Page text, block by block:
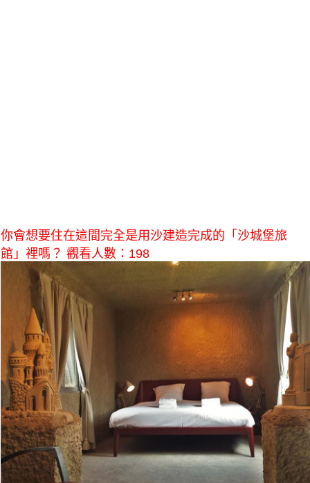
你會想要住在這間完全是用沙建造完成的「沙城堡旅
館」裡嗎？ 觀看人數：198